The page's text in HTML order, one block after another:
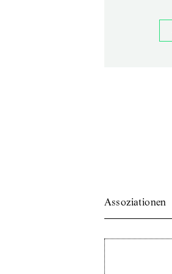
Assoziationen